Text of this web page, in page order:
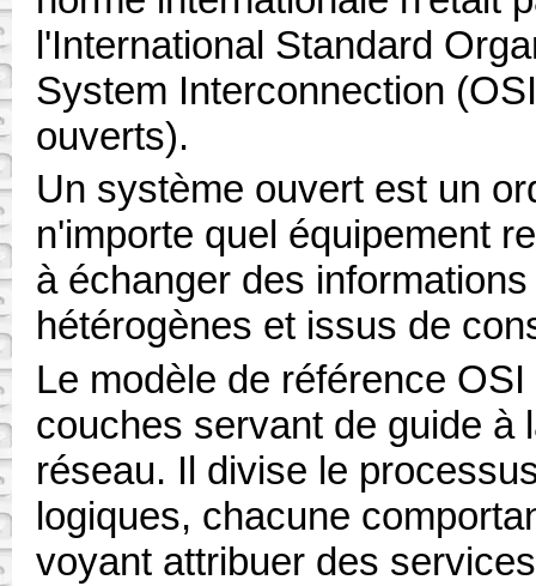
l'International Standard
System Interconnection
ouverts).
Un système ouvert est un
n'importe quel équipement
à échanger des
hétérogènes et issus de
Le modèle de référence
couches servant de guide à
réseau. Il divise le
logiques, chacune
voyant attribuer des